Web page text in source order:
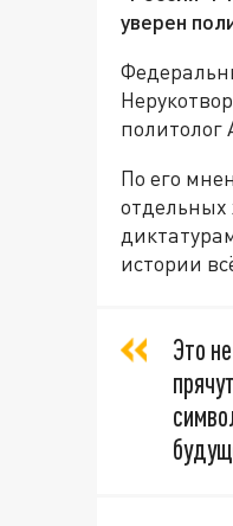
уверен
политолог
По его
отдельных
истории
Это